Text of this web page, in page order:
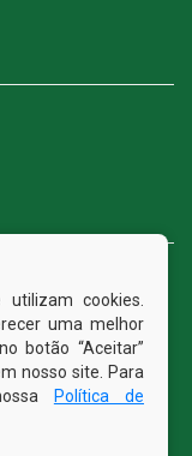
cookies.
uma melhor
botão “Aceitar”
nosso site. Para
Política de